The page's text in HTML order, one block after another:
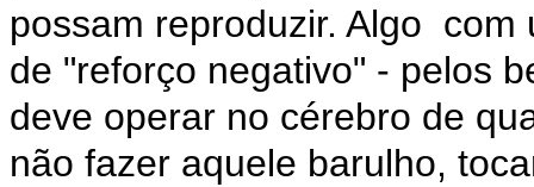
possam reproduzir. Algo
de "reforço negativo" - pelos
deve operar no cérebro de
não fazer aquele barulho,